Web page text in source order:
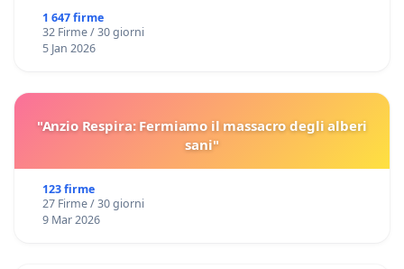
1 647 firme
32 Firme / 30 giorni
5 Jan 2026
"Anzio Respira: Fermiamo il massacro degli alberi
sani"
123 firme
27 Firme / 30 giorni
9 Mar 2026